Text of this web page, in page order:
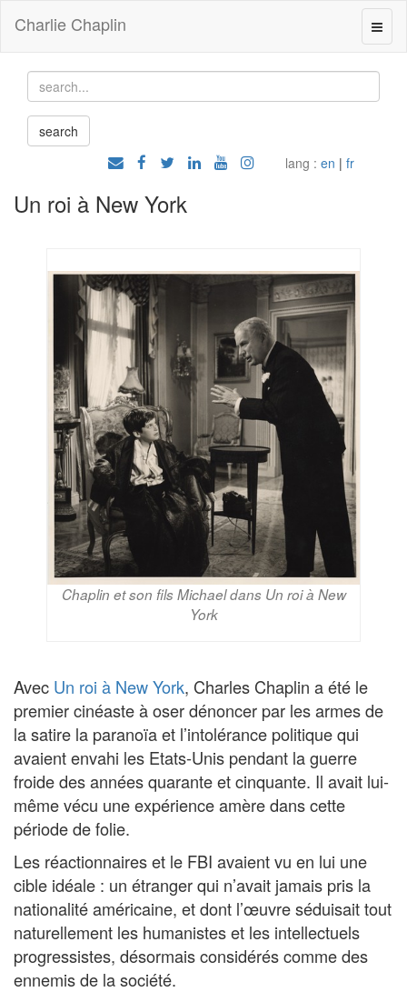
Charlie Chaplin
lang : en | fr
Un roi à New York
Chaplin et son fils Michael dans Un roi à New
York
Avec Un roi à New York, Charles Chaplin a été le
premier cinéaste à oser dénoncer par les armes de
la satire la paranoïa et l’intolérance politique qui
avaient envahi les Etats-Unis pendant la guerre
froide des années quarante et cinquante. Il avait lui-
même vécu une expérience amère dans cette
période de folie.
Les réactionnaires et le FBI avaient vu en lui une
cible idéale : un étranger qui n’avait jamais pris la
nationalité américaine, et dont l’œuvre séduisait tout
naturellement les humanistes et les intellectuels
progressistes, désormais considérés comme des
ennemis de la société.